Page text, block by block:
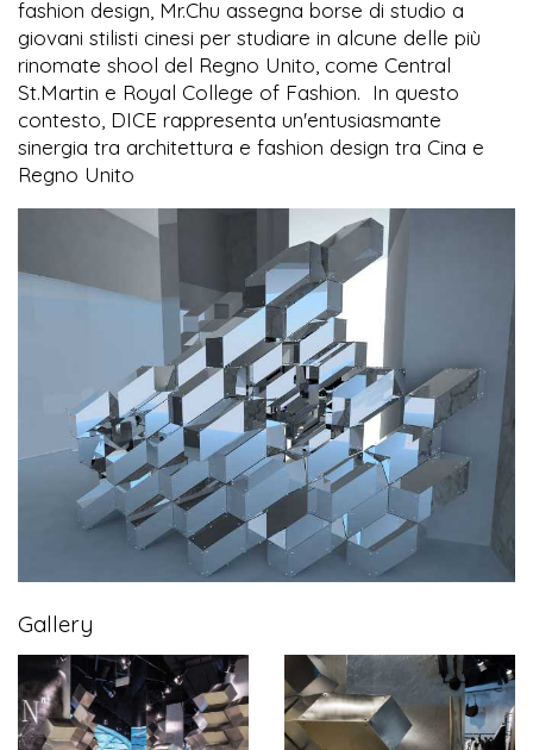
fashion design, Mr.Chu assegna borse di studio a
giovani stilisti cinesi per studiare in alcune delle più
rinomate shool del Regno Unito, come Central
St.Martin e Royal College of Fashion. In questo
contesto, DICE rappresenta un'entusiasmante
sinergia tra architettura e fashion design tra Cina e
Regno Unito
Gallery